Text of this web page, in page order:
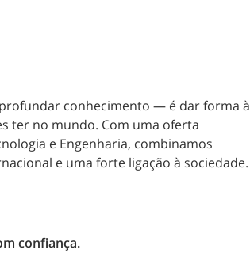
conhecimento — é dar forma à
ter no mundo. Com uma oferta
e Engenharia, combinamos
e uma forte ligação à sociedade.
confiança.